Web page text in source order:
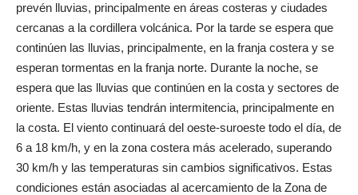
prevén lluvias, principalmente en áreas costeras y ciudades
cercanas a la cordillera volcánica. Por la tarde se espera que
continúen las lluvias, principalmente, en la franja costera y se
esperan tormentas en la franja norte. Durante la noche, se
espera que las lluvias que continúen en la costa y sectores de
oriente. Estas lluvias tendrán intermitencia, principalmente en
la costa. El viento continuará del oeste-suroeste todo el día, de
6 a 18 km/h, y en la zona costera más acelerado, superando
30 km/h y las temperaturas sin cambios significativos. Estas
condiciones están asociadas al acercamiento de la Zona de